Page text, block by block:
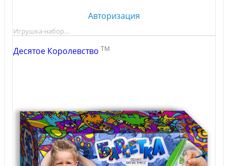
Авторизация
Игрушка-набор…
Десятое Королевство TM